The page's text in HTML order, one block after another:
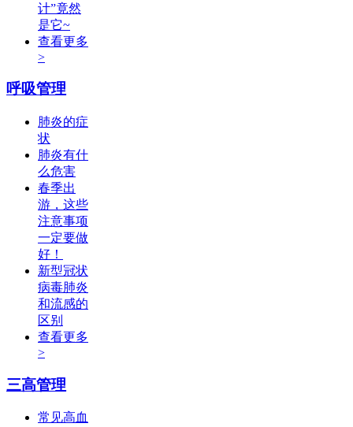
计”竟然
是它~
查看更多
>
呼吸管理
肺炎的症
状
肺炎有什
么危害
春季出
游，这些
注意事项
一定要做
好！
新型冠状
病毒肺炎
和流感的
区别
查看更多
>
三高管理
常见高血